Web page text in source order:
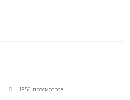
1856 просмотров